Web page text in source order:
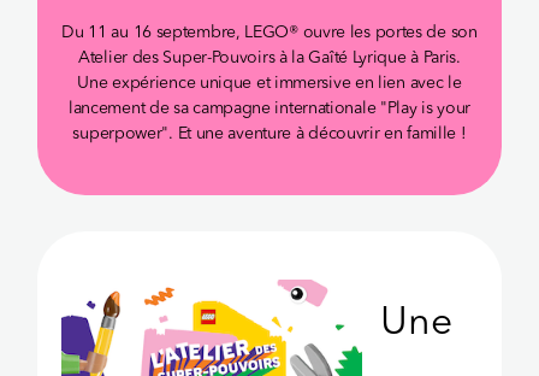
Du 11 au 16 septembre, LEGO® ouvre les portes de son
Atelier des Super-Pouvoirs à la Gaîté Lyrique à Paris.
Une expérience unique et immersive en lien avec le
lancement de sa campagne internationale "Play is your
superpower". Et une aventure à découvrir en famille !
Une